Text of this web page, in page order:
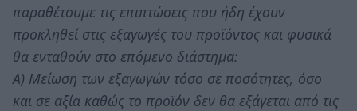
παραθέτουμε τις επιπτώσεις που ήδη έχουν
προκληθεί στις εξαγωγές του προϊόντος και φυσικά
θα ενταθούν στο επόμενο διάστημα:
Α) Μείωση των εξαγωγών τόσο σε ποσότητες, όσο
και σε αξία καθώς το προϊόν δεν θα εξάγεται από τις